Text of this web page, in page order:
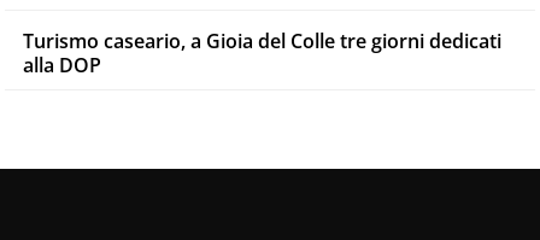
Turismo caseario, a Gioia del Colle tre giorni dedicati
alla DOP